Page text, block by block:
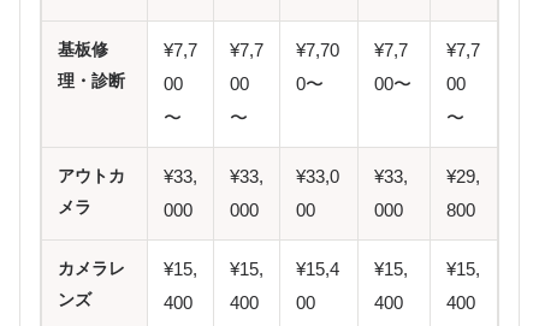
基板修
理・診断
¥7,7
00
〜
¥7,7
00
〜
¥7,70
0〜
¥7,7
00〜
¥7,7
00
〜
アウトカ
メラ
¥33,
000
¥33,
000
¥33,0
00
¥33,
000
¥29,
800
カメラレ
ンズ
¥15,
400
¥15,
400
¥15,4
00
¥15,
400
¥15,
400